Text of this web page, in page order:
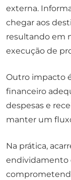
externa.
chegar aos
resultando em
execução de
Outro impacto
financeiro
despesas e
manter um
Na prática,
endividamento